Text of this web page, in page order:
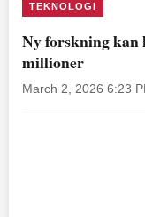
TEKNOLOGI
Ny forskning kan
millioner
March 2, 2026 6:23